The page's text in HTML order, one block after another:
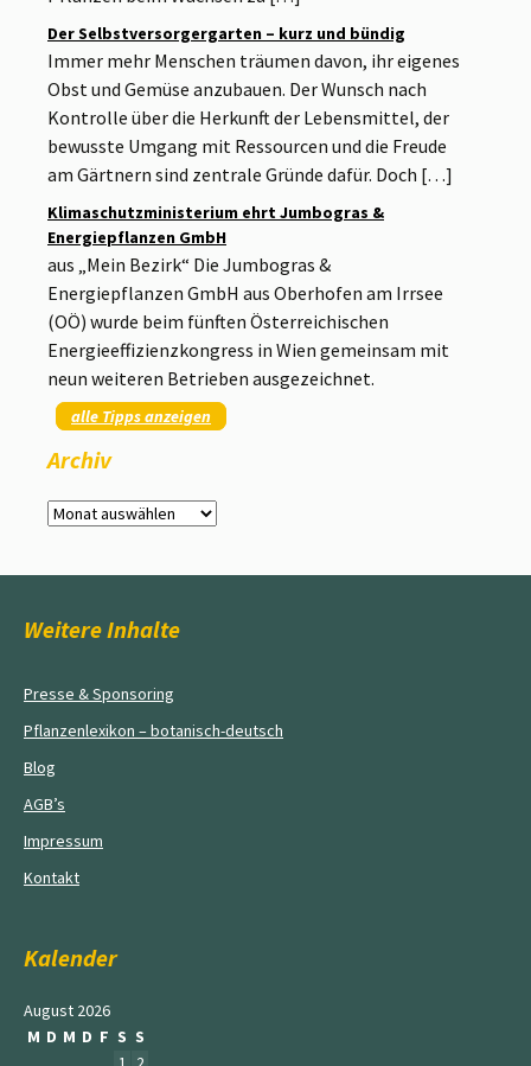
Der Selbstversorgergarten – kurz und bündig
Immer mehr Menschen träumen davon, ihr eigenes
Obst und Gemüse anzubauen. Der Wunsch nach
Kontrolle über die Herkunft der Lebensmittel, der
bewusste Umgang mit Ressourcen und die Freude
am Gärtnern sind zentrale Gründe dafür. Doch […]
Klimaschutzministerium ehrt Jumbogras &
Energiepflanzen GmbH
aus „Mein Bezirk“ Die Jumbogras &
Energiepflanzen GmbH aus Oberhofen am Irrsee
(OÖ) wurde beim fünften Österreichischen
Energieeffizienzkongress in Wien gemeinsam mit
neun weiteren Betrieben ausgezeichnet.
alle Tipps anzeigen
Archiv
Archiv
Weitere Inhalte
Presse & Sponsoring
Pflanzenlexikon – botanisch-deutsch
Blog
AGB’s
Impressum
Kontakt
Kalender
August 2026
M D M D F S S